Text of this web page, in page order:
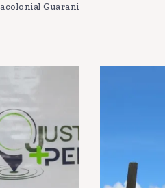
Guarani